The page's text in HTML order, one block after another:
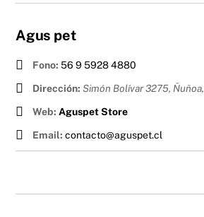
Agus pet
Fono: 56 9 5928 4880
Dirección: Simón Bolívar 3275, Ñuñoa,
Web: Aguspet Store
Email: contacto@aguspet.cl